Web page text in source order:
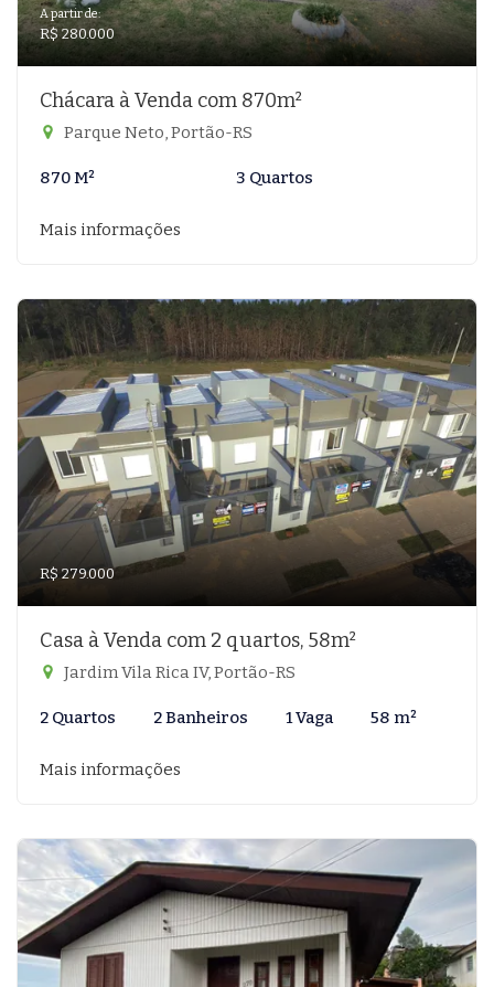
A partir de:
R$ 280.000
Chácara à Venda com 870m²
Parque Neto, Portão-RS
870 M² 3 Quartos
Mais informações
R$ 279.000
Casa à Venda com 2 quartos, 58m²
Jardim Vila Rica IV, Portão-RS
2 Quartos 2 Banheiros 1 Vaga 58 m²
Mais informações